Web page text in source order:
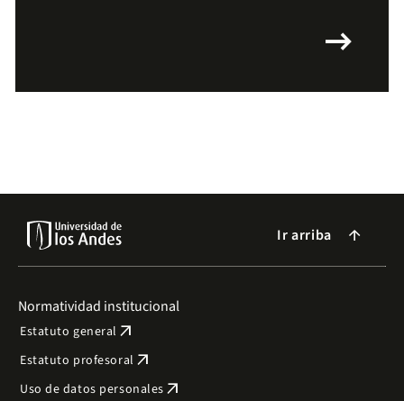
arrow_right_alt
Ir arriba arrow_forward
Normatividad institucional
Estatuto general arrow_outward
Estatuto profesoral arrow_outward
Uso de datos personales arrow_outward